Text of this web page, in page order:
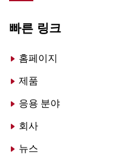
빠른 링크
홈페이지
제품
응용 분야
회사
뉴스